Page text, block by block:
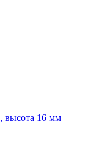
высота 16 мм